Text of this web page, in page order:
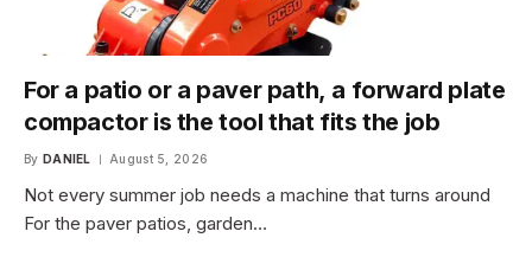
For a patio or a paver path, a forward plate
compactor is the tool that fits the job
By DANIEL August 5, 2026
Not every summer job needs a machine that turns around
For the paver patios, garden…